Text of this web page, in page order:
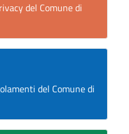
del Comune di
del Comune di